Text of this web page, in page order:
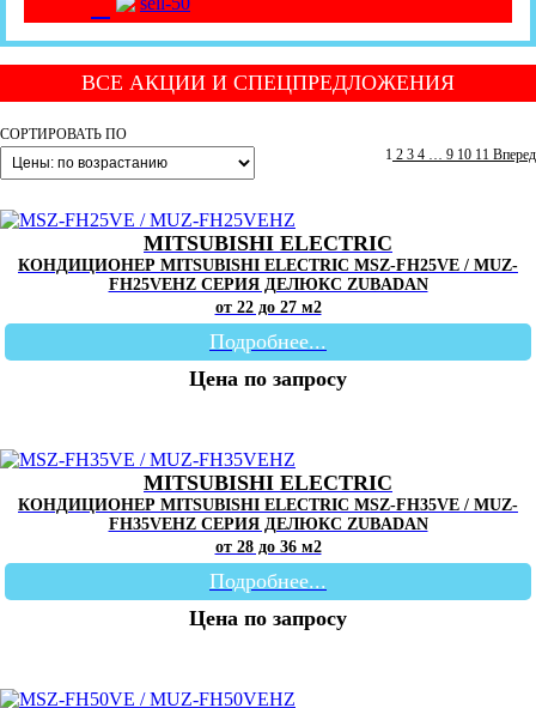
ВСЕ АКЦИИ И СПЕЦПРЕДЛОЖЕНИЯ
СОРТИРОВАТЬ ПО
1 2 3 4 … 9 10 11 Вперед
MITSUBISHI ELECTRIC
КОНДИЦИОНЕР MITSUBISHI ELECTRIC MSZ-FH25VE / MUZ-
FH25VEHZ СЕРИЯ ДЕЛЮКС ZUBADAN
от 22 до 27 м2
Подробнее...
Цена по запросу
MITSUBISHI ELECTRIC
КОНДИЦИОНЕР MITSUBISHI ELECTRIC MSZ-FH35VE / MUZ-
FH35VEHZ СЕРИЯ ДЕЛЮКС ZUBADAN
от 28 до 36 м2
Подробнее...
Цена по запросу